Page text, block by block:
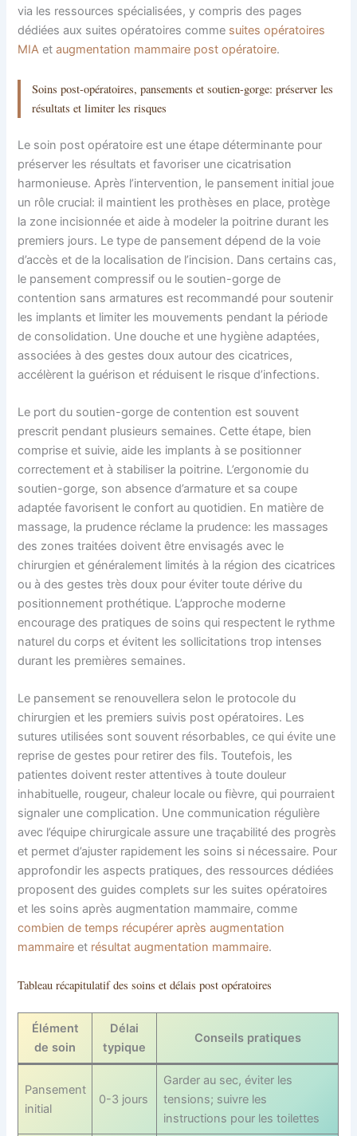
via les ressources spécialisées, y compris des pages
dédiées aux suites opératoires comme suites opératoires
MIA etaugmentation mammaire post opératoire.
Soins post-opératoires, pansements et soutien-gorge: préserver les
résultats et limiter les risques
Le soin post opératoire est une étape déterminante pour
préserver les résultats et favoriser une cicatrisation
harmonieuse. Après l’intervention, le pansement initial joue
un rôle crucial: il maintient les prothèses en place, protège
la zone incisionnée et aide à modeler la poitrine durant les
premiers jours. Le type de pansement dépend de la voie
d’accès et de la localisation de l’incision. Dans certains cas,
le pansement compressif ou le soutien-gorge de
contention sans armatures est recommandé pour soutenir
les implants et limiter les mouvements pendant la période
de consolidation. Une douche et une hygiène adaptées,
associées à des gestes doux autour des cicatrices,
accélèrent la guérison et réduisent le risque d’infections.
Le port du soutien-gorge de contention est souvent
prescrit pendant plusieurs semaines. Cette étape, bien
comprise et suivie, aide les implants à se positionner
correctement et à stabiliser la poitrine. L’ergonomie du
soutien-gorge, son absence d’armature et sa coupe
adaptée favorisent le confort au quotidien. En matière de
massage, la prudence réclame la prudence: les massages
des zones traitées doivent être envisagés avec le
chirurgien et généralement limités à la région des cicatrices
ou à des gestes très doux pour éviter toute dérive du
positionnement prothétique. L’approche moderne
encourage des pratiques de soins qui respectent le rythme
naturel du corps et évitent les sollicitations trop intenses
durant les premières semaines.
Le pansement se renouvellera selon le protocole du
chirurgien et les premiers suivis post opératoires. Les
sutures utilisées sont souvent résorbables, ce qui évite une
reprise de gestes pour retirer des fils. Toutefois, les
patientes doivent rester attentives à toute douleur
inhabituelle, rougeur, chaleur locale ou fièvre, qui pourraient
signaler une complication. Une communication régulière
avec l’équipe chirurgicale assure une traçabilité des progrès
et permet d’ajuster rapidement les soins si nécessaire. Pour
approfondir les aspects pratiques, des ressources dédiées
proposent des guides complets sur les suites opératoires
et les soins après augmentation mammaire, comme
combien de temps récupérer après augmentation
mammaire et résultat augmentation mammaire.
Tableau récapitulatif des soins et délais post opératoires
Élément
de soin
Délai
typique
Conseils pratiques
Pansement
initial
0-3 jours
Garder au sec, éviter les
tensions; suivre les
instructions pour les toilettes